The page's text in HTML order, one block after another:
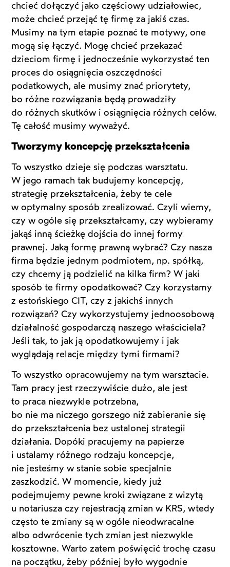
chcieć dołączyć jako częściowy udziałowiec,
może chcieć przejąć tę firmę za jakiś czas.
Musimy na tym etapie poznać te motywy, one
mogą się łączyć. Mogę chcieć przekazać
dzieciom firmę i jednocześnie wykorzystać ten
proces do osiągnięcia oszczędności
podatkowych, ale musimy znać priorytety,
bo różne rozwiązania będą prowadziły
do różnych skutków i osiągnięcia różnych celów.
Tę całość musimy wyważyć.
Tworzymy koncepcję przekształcenia
To wszystko dzieje się podczas warsztatu.
W jego ramach tak budujemy koncepcję,
strategię przekształcenia, żeby te cele
w optymalny sposób zrealizować. Czyli wiemy,
czy w ogóle się przekształcamy, czy wybieramy
jakąś inną ścieżkę dojścia do innej formy
prawnej. Jaką formę prawną wybrać? Czy nasza
firma będzie jednym podmiotem, np. spółką,
czy chcemy ją podzielić na kilka firm? W jaki
sposób te firmy opodatkować? Czy korzystamy
z estońskiego CIT, czy z jakichś innych
rozwiązań? Czy wykorzystujemy jednoosobową
działalność gospodarczą naszego właściciela?
Jeśli tak, to jak ją opodatkowujemy i jak
wyglądają relacje między tymi firmami?
To wszystko opracowujemy na tym warsztacie.
Tam pracy jest rzeczywiście dużo, ale jest
to praca niezwykle potrzebna,
bo nie ma niczego gorszego niż zabieranie się
do przekształcenia bez ustalonej strategii
działania. Dopóki pracujemy na papierze
i ustalamy różnego rodzaju koncepcje,
nie jesteśmy w stanie sobie specjalnie
zaszkodzić. W momencie, kiedy już
podejmujemy pewne kroki związane z wizytą
u notariusza czy rejestracją zmian w KRS, wtedy
często te zmiany są w ogóle nieodwracalne
albo odwrócenie tych zmian jest niezwykle
kosztowne. Warto zatem poświęcić trochę czasu
na początku, żeby później było wygodnie